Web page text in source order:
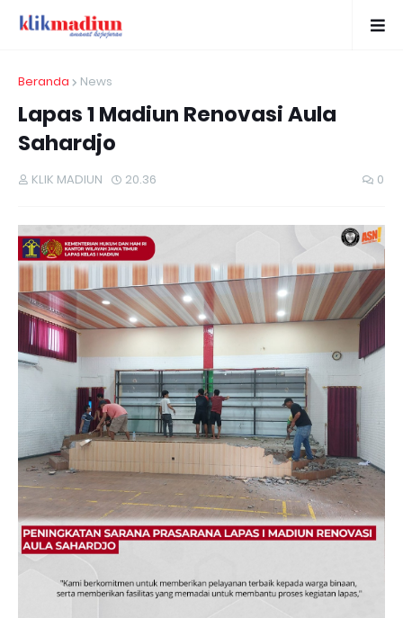
Beranda News
Lapas 1 Madiun Renovasi Aula
Sahardjo
KLIK MADIUN 20.36 0